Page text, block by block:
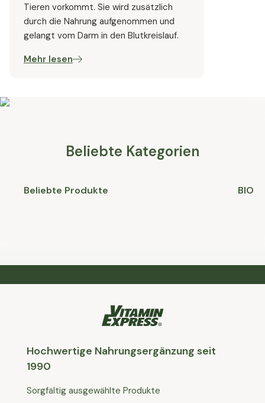
Tieren vorkommt. Sie wird zusätzlich
durch die Nahrung aufgenommen und
gelangt vom Darm in den Blutkreislauf.
Mehr lesen
Beliebte Kategorien
Beliebte Produkte BIO
Hochwertige Nahrungsergänzung seit
1990
Sorgfältig ausgewählte Produkte